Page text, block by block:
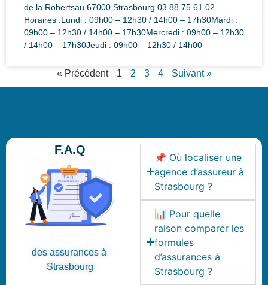
de la Robertsau 67000 Strasbourg 03 88 75 61 02
Horaires :Lundi : 09h00 – 12h30 / 14h00 – 17h30Mardi :
09h00 – 12h30 / 14h00 – 17h30Mercredi : 09h00 – 12h30
/ 14h00 – 17h30Jeudi : 09h00 – 12h30 / 14h00
« Précédent 1 2 3 4 Suivant »
F.A.Q
des assurances à
Strasbourg
📌 Où localiser une
agence d’assureur à
Strasbourg ?
📊 Pour quelle
raison comparer les
formules
d’assurances à
Strasbourg ?